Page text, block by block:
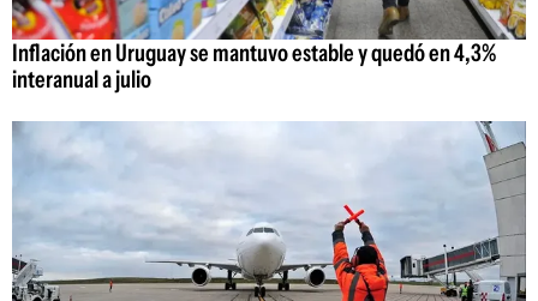
Inflación en Uruguay se mantuvo estable y quedó en 4,3%
interanual a julio